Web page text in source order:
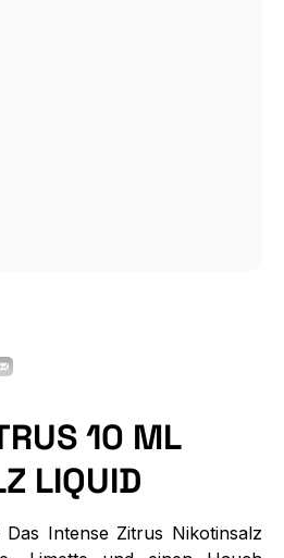
10 ML
LIQUID
Intense Zitrus Nikotinsalz